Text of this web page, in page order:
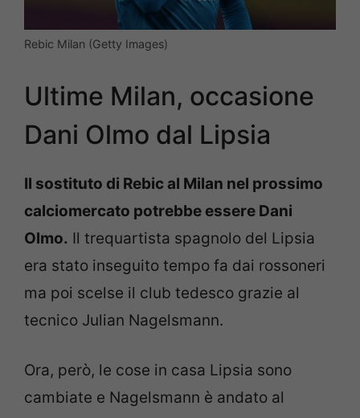
Rebic Milan (Getty Images)
Ultime Milan, occasione
Dani Olmo dal Lipsia
Il sostituto di Rebic al Milan nel prossimo
calciomercato potrebbe essere Dani
Olmo. Il trequartista spagnolo del Lipsia
era stato inseguito tempo fa dai rossoneri
ma poi scelse il club tedesco grazie al
tecnico Julian Nagelsmann.
Ora, però, le cose in casa Lipsia sono
cambiate e Nagelsmann è andato al